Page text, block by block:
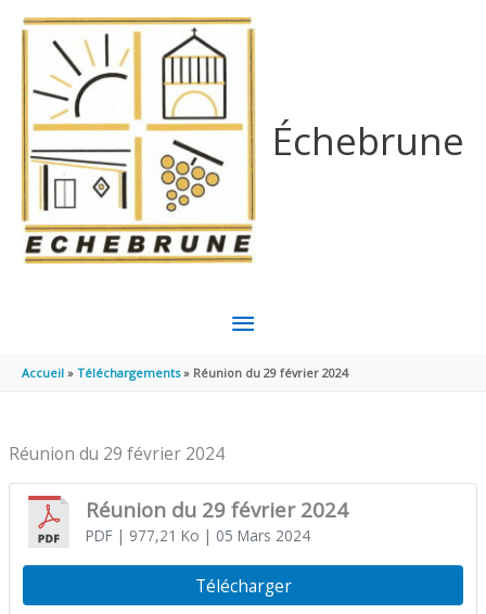
Échebrune
MENU
PRINCIPAL
Accueil Téléchargements Réunion du 29 février 2024
Réunion du 29 février 2024
Réunion du 29 février 2024
PDF| 977,21 Ko | 05 Mars 2024
Télécharger